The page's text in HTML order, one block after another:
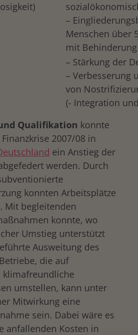
–
Menschen über
mit Behinderung
– Stärkung der
– Verbesserung
von
(- Integration
Qualifikation konnte
2007/08 in
ein Anstieg der
werden. Durch
konnten Arbeitsplätze
Mit begleitenden
konnte, wo
Umstieg unterstützt
Ausweitung des
die auf
klimafreundliche
umstellen, kann unter
Mitwirkung eine
sein. Dabei wäre es
anfallenden Kosten in